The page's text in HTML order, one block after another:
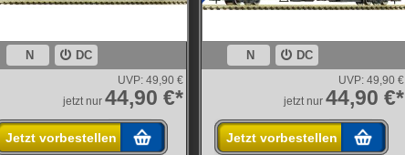
N DC
UVP: 49,90 €
jetzt nur 44,90 €*
Jetzt vorbestellen
N DC
UVP: 49,90 €
jetzt nur 44,90 €*
Jetzt vorbestellen